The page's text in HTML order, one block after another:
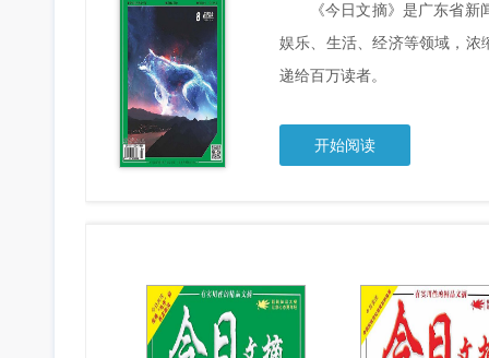
《今日文摘》是广东省
娱乐、生活、经济等领域，浓
递给百万读者。
开始阅读